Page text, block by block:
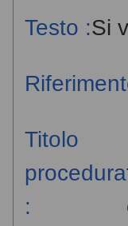
Testo :Si
Titolo
procedura
: